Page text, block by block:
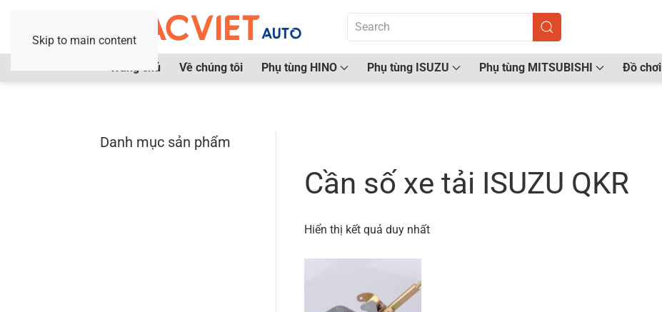
Skip to main content
Trang chủ Về chúng tôi Phụ tùng HINO Phụ tùng ISUZU Phụ tùng MITSUBISHI Đồ chơi
Cần số xe tải ISUZU QKR
Hiển thị kết quả duy nhất
Danh mục sản phẩm